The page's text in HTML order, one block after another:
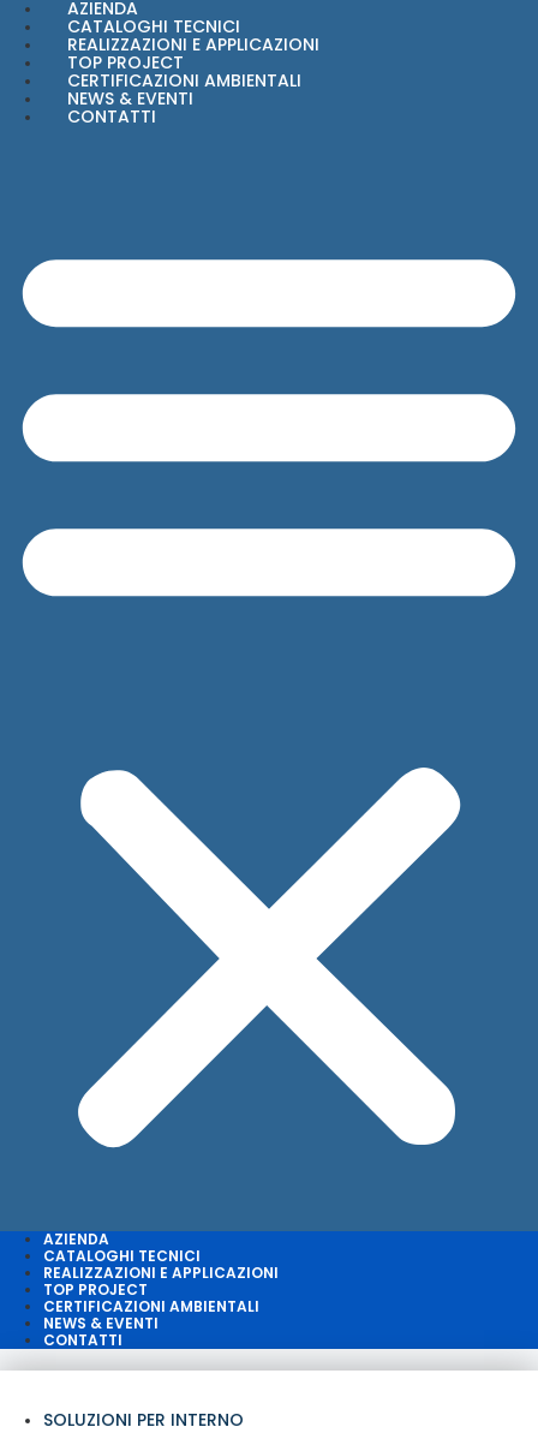
contenuto
AZIENDA
CATALOGHI TECNICI
REALIZZAZIONI E APPLICAZIONI
TOP PROJECT
CERTIFICAZIONI AMBIENTALI
NEWS & EVENTI
CONTATTI
AZIENDA
CATALOGHI TECNICI
REALIZZAZIONI E APPLICAZIONI
TOP PROJECT
CERTIFICAZIONI AMBIENTALI
NEWS & EVENTI
CONTATTI
SOLUZIONI PER INTERNO